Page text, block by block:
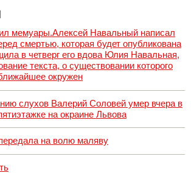
мемуары.Алексей Навальный написал
смертью, которая будет опубликована
в четверг его вдова Юлия Навальная,
текста, о существовании которого
окружен
слухов Валерий Соловей умер вчера в
на окраине Львова
на волю маляву